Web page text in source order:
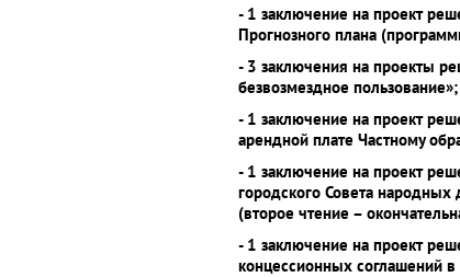
- 1 заключение на проект
Прогнозного плана
- 3 заключения на проекты
безвозмездное пользование»;
- 1 заключение на проект
арендной плате Частному
- 1 заключение на проект
городского Совета
(второе чтение –
- 1 заключение на проект
концессионных соглашений